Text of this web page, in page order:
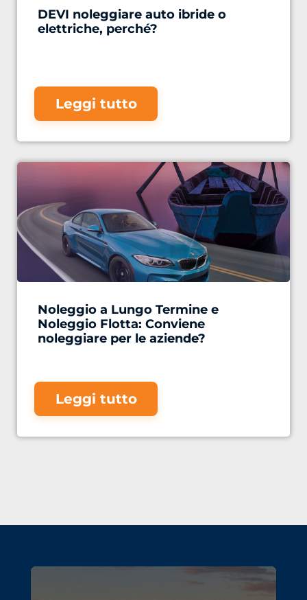
DEVI noleggiare auto ibride o
elettriche, perché?
Leggi tutto
Noleggio a Lungo Termine e
Noleggio Flotta: Conviene
noleggiare per le aziende?
Leggi tutto